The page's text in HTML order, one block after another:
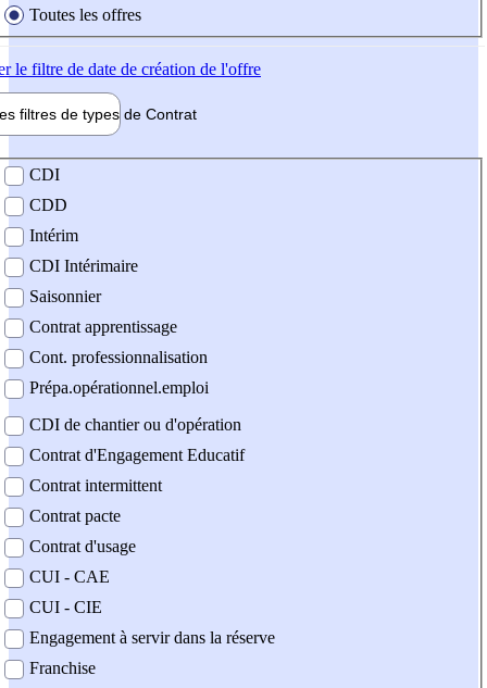
Toutes les offres
le filtre de date de création de l'offre
filtres de types de Contrat
contrat
CDI
CDD
Intérim
CDI Intérimaire
Saisonnier
Contrat apprentissage
Cont. professionnalisation
Prépa.opérationnel.emploi
CDI de chantier ou d'opération
Contrat d'Engagement Educatif
Contrat intermittent
Contrat pacte
Contrat d'usage
CUI - CAE
CUI - CIE
Engagement à servir dans la réserve
Franchise